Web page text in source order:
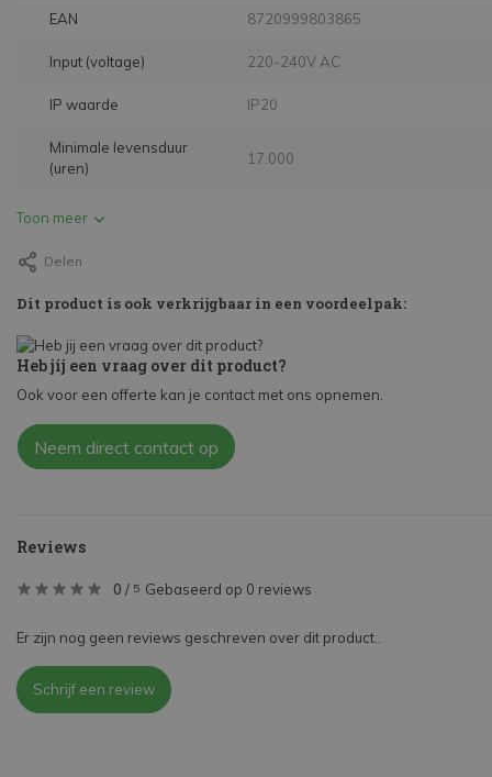
EAN 8720999803865
Input (voltage) 220-240V AC
IP waarde IP20
Minimale levensduur
(uren)
17.000
Toon meer
Delen
Dit product is ook verkrijgbaar in een voordeelpak:
Heb jij een vraag over dit product?
Ook voor een offerte kan je contact met ons opnemen.
Neem direct contact op
Reviews
0 / 5 Gebaseerd op 0 reviews
Er zijn nog geen reviews geschreven over dit product..
Schrijf een review